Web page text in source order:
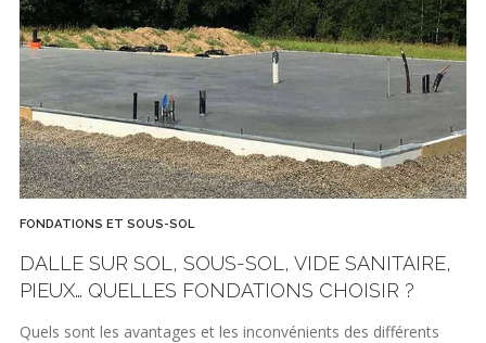
FONDATIONS ET SOUS-SOL
DALLE SUR SOL, SOUS-SOL, VIDE SANITAIRE,
PIEUX… QUELLES FONDATIONS CHOISIR ?
Quels sont les avantages et les inconvénients des différents